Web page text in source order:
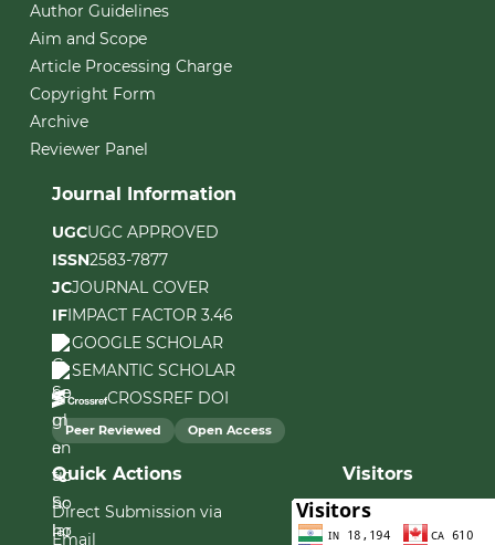
Author Guidelines
Aim and Scope
Article Processing Charge
Copyright Form
Archive
Reviewer Panel
Journal Information
UGCUGC APPROVED
ISSN2583-7877
JCJOURNAL COVER
IF IMPACT FACTOR 3.46
GOOGLE SCHOLAR
SEMANTIC SCHOLAR
CROSSREF DOI
Peer Reviewed Open Access
Quick Actions
Direct Submission via
Email
Visitors